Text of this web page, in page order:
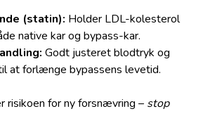
(statin): Holder LDL-kolesterol
native kar og bypass-kar.
Godt justeret blodtryk og
at forlænge bypassens levetid.
risikoen for ny forsnævring – stop